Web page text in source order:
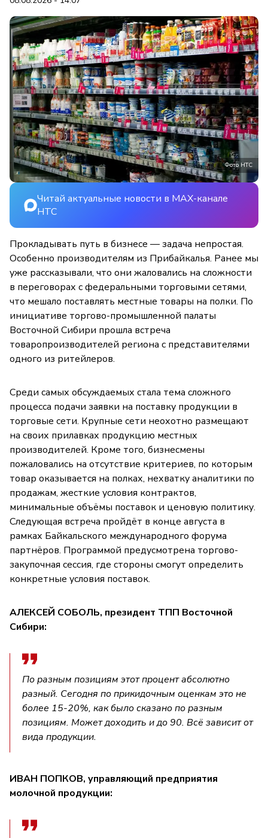
Фото НТС
Читай актуальные новости в MAX-канале
НТС
Прокладывать путь в бизнесе — задача непростая.
Особенно производителям из Прибайкалья. Ранее мы
уже рассказывали, что они жаловались на сложности
в переговорах с федеральными торговыми сетями,
что мешало поставлять местные товары на полки. По
инициативе торгово-промышленной палаты
Восточной Сибири прошла встреча
товаропроизводителей региона с представителями
одного из ритейлеров.
Среди самых обсуждаемых стала тема сложного
процесса подачи заявки на поставку продукции в
торговые сети. Крупные сети неохотно размещают
на своих прилавках продукцию местных
производителей. Кроме того, бизнесмены
пожаловались на отсутствие критериев, по которым
товар оказывается на полках, нехватку аналитики по
продажам, жесткие условия контрактов,
минимальные объёмы поставок и ценовую политику.
Следующая встреча пройдёт в конце августа в
рамках Байкальского международного форума
партнёров. Программой предусмотрена торгово-
закупочная сессия, где стороны смогут определить
конкретные условия поставок.
АЛЕКСЕЙ СОБОЛЬ, президент ТПП Восточной
Сибири:
По разным позициям этот процент абсолютно
разный. Сегодня по прикидочным оценкам это не
более 15-20%, как было сказано по разным
позициям. Может доходить и до 90. Всё зависит от
вида продукции.
ИВАН ПОПКОВ, управляющий предприятия
молочной продукции: